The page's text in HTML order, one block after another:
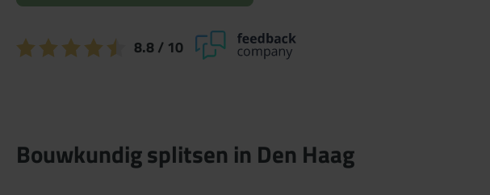
8.8/ 10
Bouwkundig splitsen in Den Haag